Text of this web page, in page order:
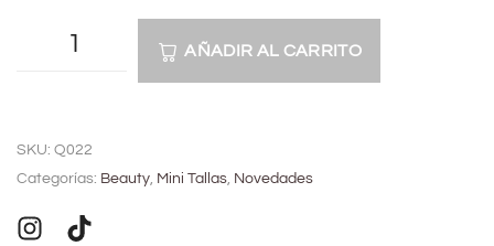
AÑADIR AL CARRITO
t
r
SKU: Q022
Categorías: Beauty, Mini Tallas, Novedades